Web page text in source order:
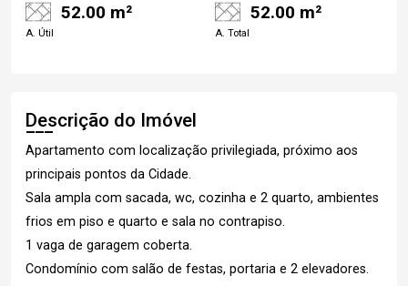
52.00 m²
A. Útil
52.00 m²
A. Total
Descrição do Imóvel
Apartamento com localização privilegiada, próximo aos
principais pontos da Cidade.
Sala ampla com sacada, wc, cozinha e 2 quarto, ambientes
frios em piso e quarto e sala no contrapiso.
1 vaga de garagem coberta.
Condomínio com salão de festas, portaria e 2 elevadores.